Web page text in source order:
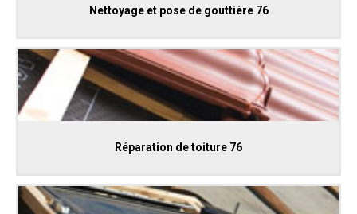
Nettoyage et pose de gouttière 76
Réparation de toiture 76